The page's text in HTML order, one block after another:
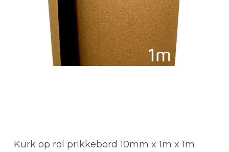
Kurk op rol prikkebord 10mm x 1m x 1m